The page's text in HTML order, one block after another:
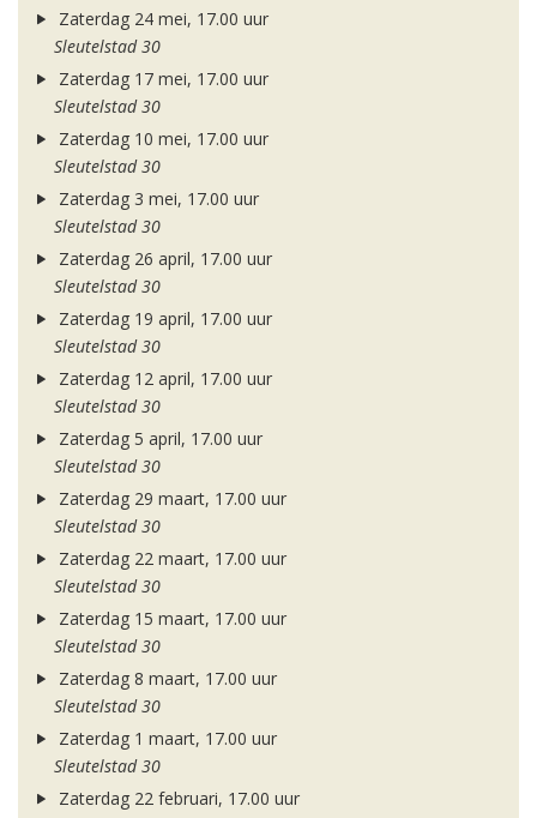
Zaterdag 24 mei, 17.00 uur
Sleutelstad 30
Zaterdag 17 mei, 17.00 uur
Sleutelstad 30
Zaterdag 10 mei, 17.00 uur
Sleutelstad 30
Zaterdag 3 mei, 17.00 uur
Sleutelstad 30
Zaterdag 26 april, 17.00 uur
Sleutelstad 30
Zaterdag 19 april, 17.00 uur
Sleutelstad 30
Zaterdag 12 april, 17.00 uur
Sleutelstad 30
Zaterdag 5 april, 17.00 uur
Sleutelstad 30
Zaterdag 29 maart, 17.00 uur
Sleutelstad 30
Zaterdag 22 maart, 17.00 uur
Sleutelstad 30
Zaterdag 15 maart, 17.00 uur
Sleutelstad 30
Zaterdag 8 maart, 17.00 uur
Sleutelstad 30
Zaterdag 1 maart, 17.00 uur
Sleutelstad 30
Zaterdag 22 februari, 17.00 uur